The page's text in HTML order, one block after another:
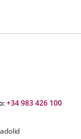
+34 983 426 100